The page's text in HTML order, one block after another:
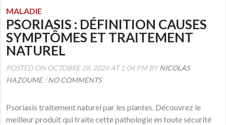
MALADIE
PSORIASIS : DÉFINITION CAUSES
SYMPTÔMES ET TRAITEMENT
NATUREL
POSTED ON OCTOBRE 28, 2024 AT 1:04 PM BYNICOLAS
HAZOUME/NO COMMENTS
Psoriasis traitement naturel par les plantes. Découvrez le
meilleur produit qui traite cette pathologie en toute sécurité